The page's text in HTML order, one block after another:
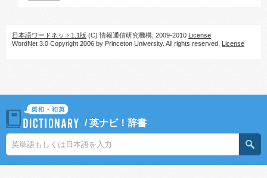
日本語ワードネット1.1版 (C) 情報通信研究機構, 2009-2010 License
WordNet 3.0 Copyright 2006 by Princeton University. All rights reserved. License
/英ナビ！辞書